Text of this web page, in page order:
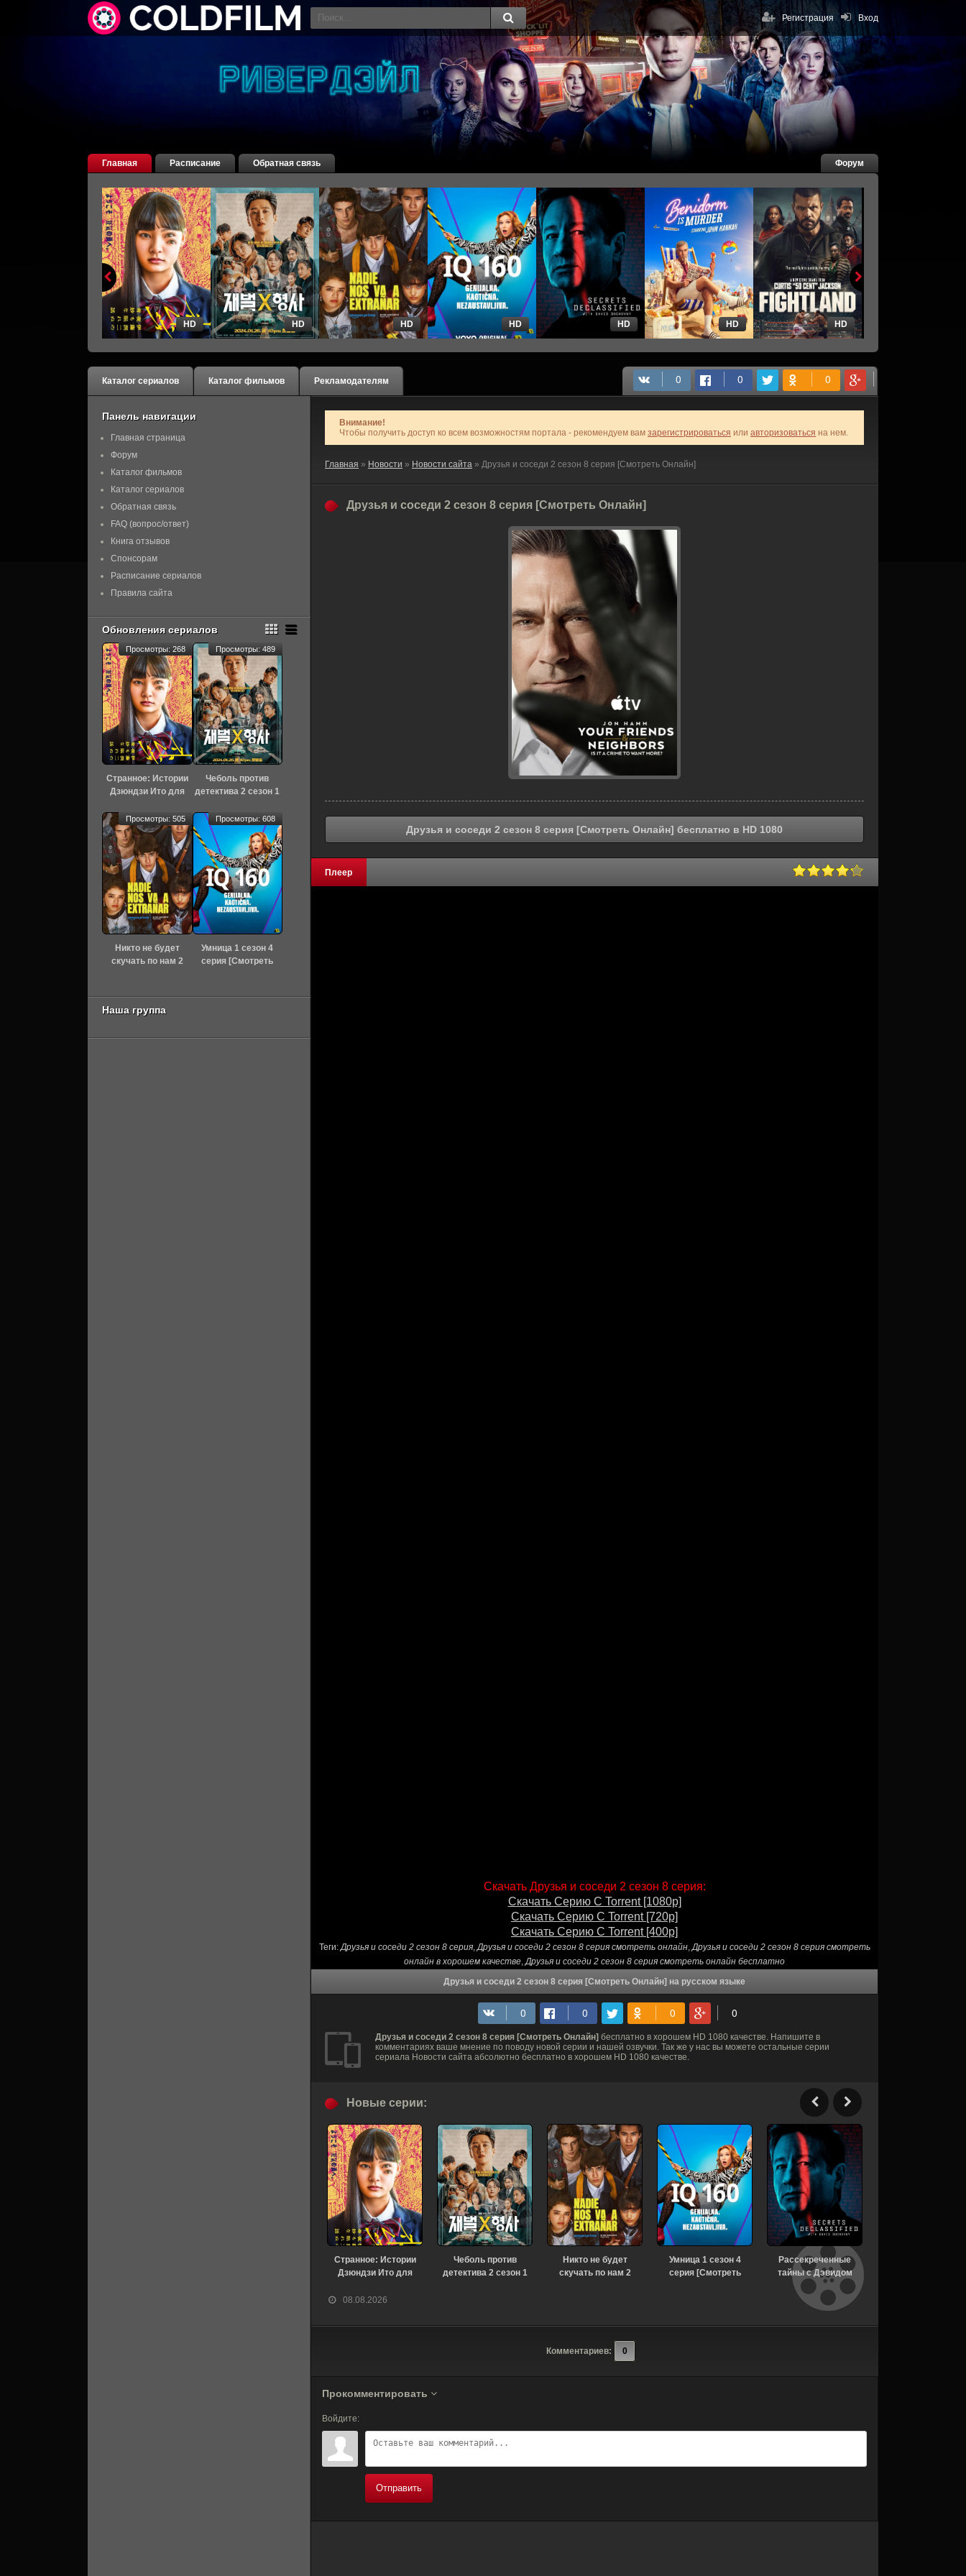
Вход
Регистрация
Главная Расписание Обратная связь Форум
HD HD HD HD HD HD HD
Каталог сериалов Каталог фильмов Рекламодателям
Внимание!
Чтобы получить доступ ко всем возможностям портала - рекомендуем вам зарегистрироваться или авторизоваться на нем.
Главная » Новости » Новости сайта » Друзья и соседи 2 сезон 8 серия [Смотреть Онлайн]
Друзья и соседи 2 сезон 8 серия [Смотреть Онлайн]
Друзья и соседи 2 сезон 8 серия [Смотреть Онлайн] бесплатно в HD 1080
Плеер
Скачать Друзья и соседи 2 сезон 8 серия:
Скачать Серию С Torrent [1080p]
Скачать Серию С Torrent [720p]
Скачать Серию С Torrent [400p]
Теги:Друзья и соседи 2 сезон 8 серия,Друзья и соседи 2 сезон 8 серия смотреть онлайн,Друзья и соседи 2 сезон 8 серия смотреть
онлайн в хорошем качестве,Друзья и соседи 2 сезон 8 серия смотреть онлайн бесплатно
Друзья и соседи 2 сезон 8 серия [Смотреть Онлайн] на русском языке
Друзья и соседи 2 сезон 8 серия [Смотреть Онлайн] бесплатно в хорошем HD 1080 качестве. Напишите в
комментариях ваше мнение по поводу новой серии и нашей озвучки. Так же у нас вы можете остальные серии
сериала Новости сайта абсолютно бесплатно в хорошем HD 1080 качестве.
08.08.2026
Новые серии:
Странное: Истории
Дзюндзи Ито для
сезон 6 серия
Чеболь против
детектива 2 сезон 1
Никто не будет
скучать по нам 2
Умница 1 сезон 4
серия [Смотреть
Рассекреченные
тайны с Дэвидом
Духовны 2 сезон 18
серия [Смотреть
Онлайн]
Комментариев: 0
Прокомментировать
Войдите:
Отправить
Панель навигации
Главная страница
Форум
Каталог фильмов
Каталог сериалов
Обратная связь
FAQ (вопрос/ответ)
Книга отзывов
Спонсорам
Расписание сериалов
Правила сайта
Обновления сериалов
Странное: Истории
Дзюндзи Ито для
сезон 6 серия
[Смотреть Онлайн]
Просмотры: 268
Чеболь против
детектива 2 сезон 1
Онлайн]
Просмотры: 489
Никто не будет
скучать по нам 2
Просмотры: 505
Умница 1 сезон 4
серия [Смотреть
Просмотры: 608
Наша группа